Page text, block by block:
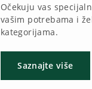
Očekuju vas
vašim potrebama i
kategorijama.
Saznajte više